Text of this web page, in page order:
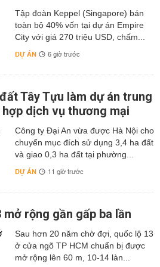
Tập đoàn Keppel (Singapore) bán
toàn bộ 40% vốn tại dự án Empire
City với giá 270 triệu USD, chấm...
DỰ ÁN 6 giờ trước
Tây Tựu làm dự án trung
dịch vụ thương mại
Công ty Đại An vừa được Hà Nội cho
chuyển mục đích sử dụng 3,4 ha đất
và giao 0,3 ha đất tại phường...
DỰ ÁN 11 giờ trước
rộng gần gấp ba lần
Sau hơn 20 năm chờ đợi, quốc lộ 13
ở cửa ngõ TP HCM chuẩn bị được
mở rộng lên 60 m, 10-14 làn...